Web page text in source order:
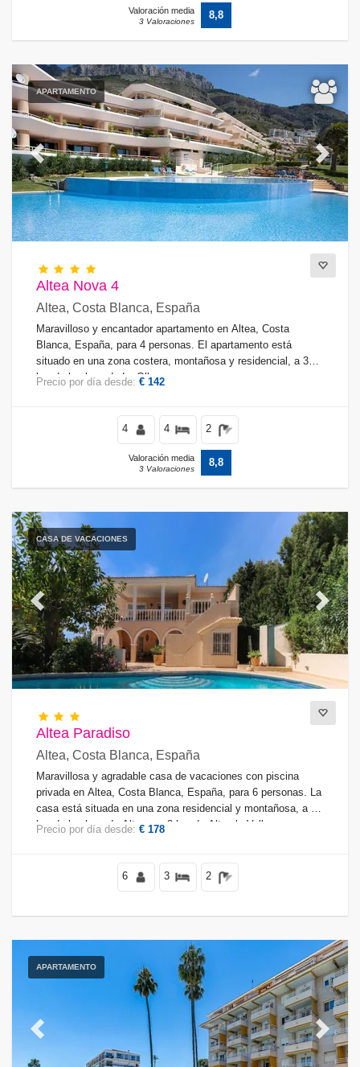
Valoración media
3 Valoraciones
8,8
APARTAMENTO
Previous Next
Altea Nova 4
Altea, Costa Blanca, España
Maravilloso y encantador apartamento en Altea, Costa
Blanca, España, para 4 personas. El apartamento está
situado en una zona costera, montañosa y residencial, a 3
km de la playa de La Olla.
Precio por día desde: € 142
4 4 2
Valoración media
3 Valoraciones
8,8
CASA DE VACACIONES
Previous Next
Altea Paradiso
Altea, Costa Blanca, España
Maravillosa y agradable casa de vacaciones con piscina
privada en Altea, Costa Blanca, España, para 6 personas. La
casa está situada en una zona residencial y montañosa, a 4
km de la playa de Altea y a 3 km de Altea la Vella.
Precio por día desde: € 178
6 3 2
APARTAMENTO
Previous Next